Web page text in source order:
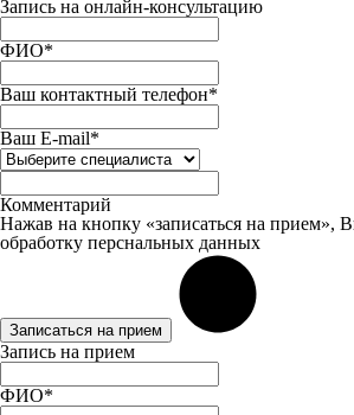
Запись на онлайн-консультацию
ФИО*
Ваш контактный телефон*
Ваш E-mail*
Комментарий
Нажав на кнопку «записаться на прием»,
обработку перснальных данных
Записаться на прием
Запись на прием
ФИО*